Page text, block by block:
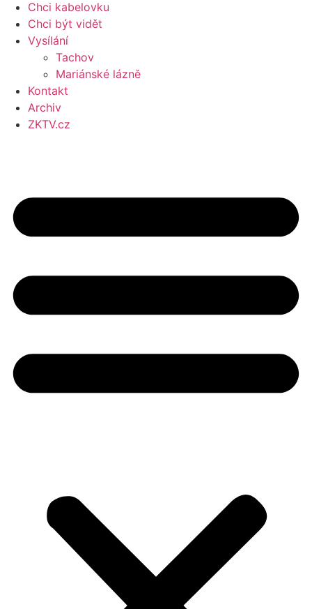
Chci kabelovku
Chci být vidět
Vysílání
Tachov
Mariánské lázně
Kontakt
Archiv
ZKTV.cz